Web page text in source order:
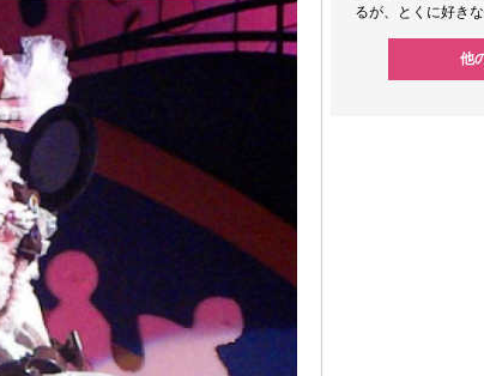
るが、とくに好き
他